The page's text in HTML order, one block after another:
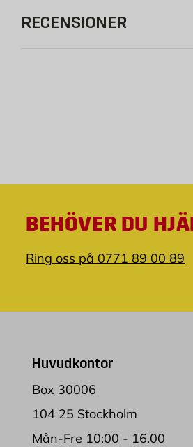
RECENSIONER
BEHÖVER DU
Ring oss på 0771 89 00 89
Huvudkontor
Box 30006
104 25 Stockholm
Mån-Fre 10:00 - 16.00